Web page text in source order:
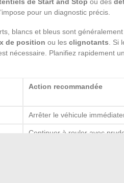
pour un diagnostic précis.
blancs et bleus sont
de position ou les clignotants . Si
nécessaire. Planifiez rapidement
Action recommandée
Arrêter le véhicule
Continuer à rouler avec